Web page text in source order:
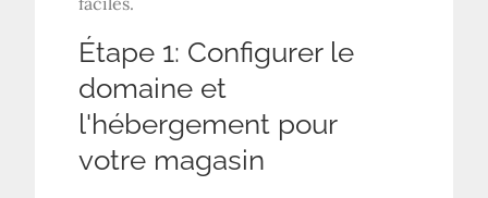
Étape 1: Configurer le
domaine et
l'hébergement pour
votre magasin